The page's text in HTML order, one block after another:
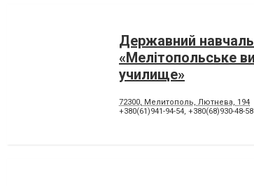
Державний
«Мелітопольське
училище»
72300, Мелитополь, Лютнева, 194
+380(61)941-94-54, +380(68)930-48-58